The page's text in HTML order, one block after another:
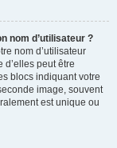
nom d’utilisateur ?
nom d’utilisateur
d’elles peut être
blocs indiquant votre
image, souvent
est unique ou